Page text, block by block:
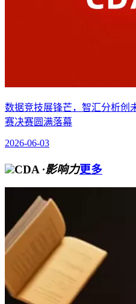
数据竞技展锋芒，智汇分析创
赛决赛圆满落幕
2026-06-03
CDA ·影响力更多